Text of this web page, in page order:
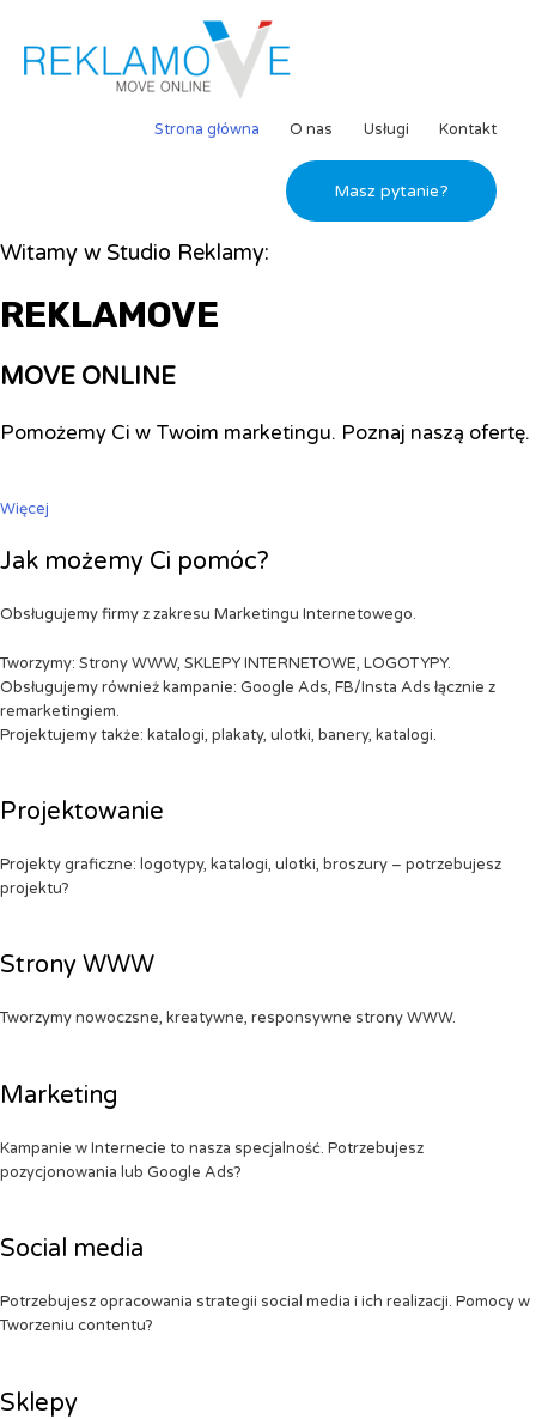
Strona główna O nas Usługi Kontakt
Masz pytanie?
Witamy w Studio Reklamy:
REKLAMOVE
MOVE ONLINE
Pomożemy Ci w Twoim marketingu. Poznaj naszą ofertę.
Więcej
Jak możemy Ci pomóc?
Obsługujemy firmy z zakresu Marketingu Internetowego.
Tworzymy: Strony WWW, SKLEPY INTERNETOWE, LOGOTYPY.
Obsługujemy również kampanie: Google Ads, FB/Insta Ads łącznie z
remarketingiem.
Projektujemy także: katalogi, plakaty, ulotki, banery, katalogi.
Projektowanie
Projekty graficzne: logotypy, katalogi, ulotki, broszury – potrzebujesz
projektu?
Strony WWW
Tworzymy nowoczsne, kreatywne, responsywne strony WWW.
Marketing
Kampanie w Internecie to nasza specjalność. Potrzebujesz
pozycjonowania lub Google Ads?
Social media
Potrzebujesz opracowania strategii social media i ich realizacji. Pomocy w
Tworzeniu contentu?
Sklepy